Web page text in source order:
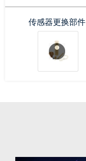
传感器更换部件